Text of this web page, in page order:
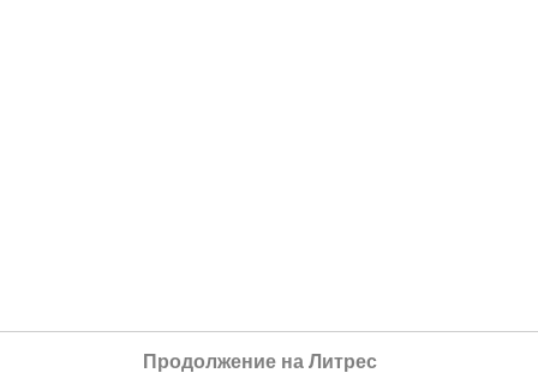
Продолжение на Литрес